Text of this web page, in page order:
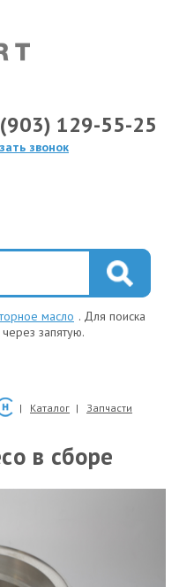
129-55-25
звонок
масло . Для поиска
запятую.
Каталог Запчасти
в сборе